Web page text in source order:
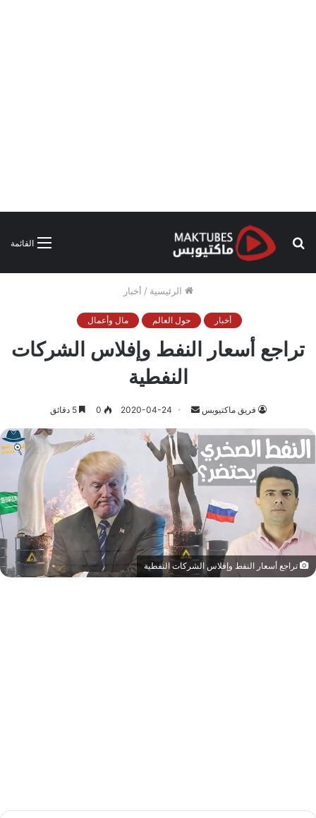
القائمة
بحث
الرئيسية / أخبار
أخبار حول العالم مال وأعمال
تراجع أسعار النفط وإفلاس الشركات
النفطية
فريق ماكتيوبس
أرسل
إلكترونيا
2020-04-24
0 5 دقائق
تراجع أسعار النفط وإفلاس الشركات النفطية